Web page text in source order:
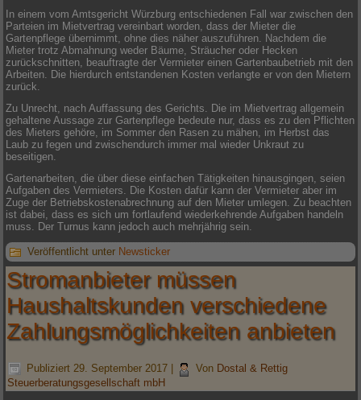
In einem vom Amtsgericht Würzburg entschiedenen Fall war zwischen den
Parteien im Mietvertrag vereinbart worden, dass der Mieter die
Gartenpflege übernimmt, ohne dies näher auszuführen. Nachdem die
Mieter trotz Abmahnung weder Bäume, Sträucher oder Hecken
zurückschnitten, beauftragte der Vermieter einen Gartenbaubetrieb mit den
Arbeiten. Die hierdurch entstandenen Kosten verlangte er von den Mietern
zurück.
Zu Unrecht, nach Auffassung des Gerichts. Die im Mietvertrag allgemein
gehaltene Aussage zur Gartenpflege bedeute nur, dass es zu den Pflichten
des Mieters gehöre, im Sommer den Rasen zu mähen, im Herbst das
Laub zu fegen und zwischendurch immer mal wieder Unkraut zu
beseitigen.
Gartenarbeiten, die über diese einfachen Tätigkeiten hinausgingen, seien
Aufgaben des Vermieters. Die Kosten dafür kann der Vermieter aber im
Zuge der Betriebskostenabrechnung auf den Mieter umlegen. Zu beachten
ist dabei, dass es sich um fortlaufend wiederkehrende Aufgaben handeln
muss. Der Turnus kann jedoch auch mehrjährig sein.
Veröffentlicht unter Newsticker
Stromanbieter müssen
Haushaltskunden verschiedene
Zahlungsmöglichkeiten anbieten
Publiziert 29. September 2017 Von Dostal & Rettig
Steuerberatungsgesellschaft mbH